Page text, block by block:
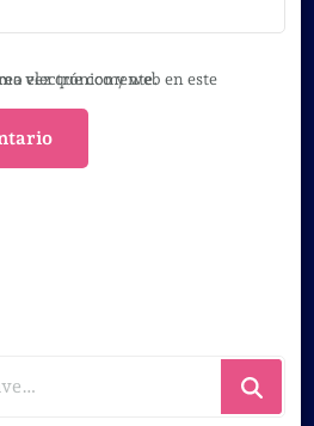
para la próxima vez que comente.